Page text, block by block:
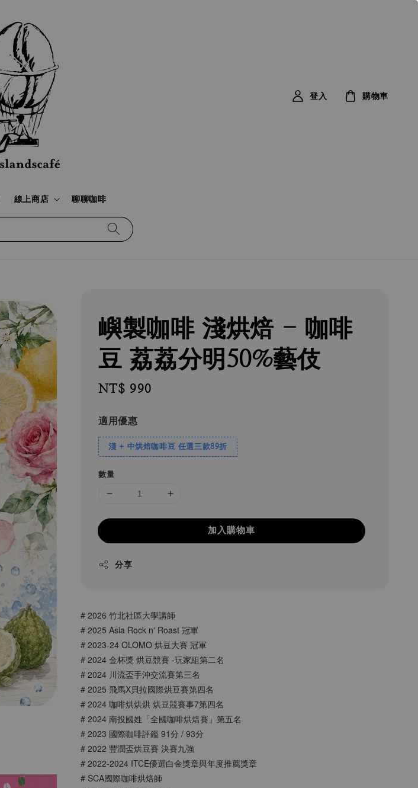
線上商店 聊聊咖啡
登入 購物車
嶼製咖啡 淺烘焙 - 咖啡
豆 荔荔分明50%藝伎
Regular
NT$ 990
適用優惠
淺 + 中烘焙咖啡豆 任選三款89折
數量
加入購物車
分享
# 2026 竹北社區大學講師
# 2025 Asia Rock n' Roast 冠軍
# 2023-24 OLOMO 烘豆大賽 冠軍
# 2024 金杯獎 烘豆競賽 -玩家組第二名
# 2024 川流盃手沖交流賽第三名
# 2025 飛馬X貝拉國際烘豆賽第四名
# 2024 咖啡烘烘烘 烘豆競賽事7第四名
# 2024 南投國姓「全國咖啡烘焙賽」第五名
# 2023 國際咖啡評鑑 91分 / 93分
# 2022 豐潤盃烘豆賽 決賽九強
# 2022-2024 ITCE優選⽩⾦獎章與年度推薦獎章
# SCA國際咖啡烘焙師